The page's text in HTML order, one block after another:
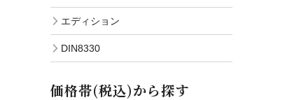
エディション
DIN8330
価格帯(税込)から探す